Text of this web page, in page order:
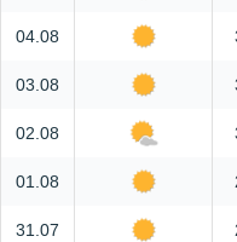
04.08
03.08
02.08
01.08
31.07